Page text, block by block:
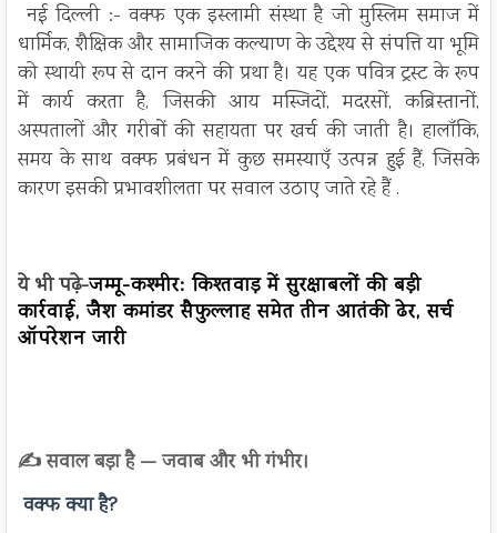
नई दिल्ली :- वक्फ एक इस्लामी संस्था है जो मुस्लिम समाज में
धार्मिक, शैक्षिक और सामाजिक कल्याण के उद्देश्य से संपत्ति या भूमि
को स्थायी रूप से दान करने की प्रथा है। यह एक पवित्र ट्रस्ट के रूप
में कार्य करता है, जिसकी आय मस्जिदों, मदरसों, कब्रिस्तानों,
अस्पतालों और गरीबों की सहायता पर खर्च की जाती है। हालाँकि,
समय के साथ वक्फ प्रबंधन में कुछ समस्याएँ उत्पन्न हुई हैं, जिसके
कारण इसकी प्रभावशीलता पर सवाल उठाए जाते रहे हैं .
ये भी पढ़े-जम्मू-कश्मीर: किश्तवाड़ में सुरक्षाबलों की बड़ी
कार्रवाई, जैश कमांडर सैफुल्लाह समेत तीन आतंकी ढेर, सर्च
ऑपरेशन जारी
✍️ सवाल बड़ा है — जवाब और भी गंभीर।
वक्फ क्या है?